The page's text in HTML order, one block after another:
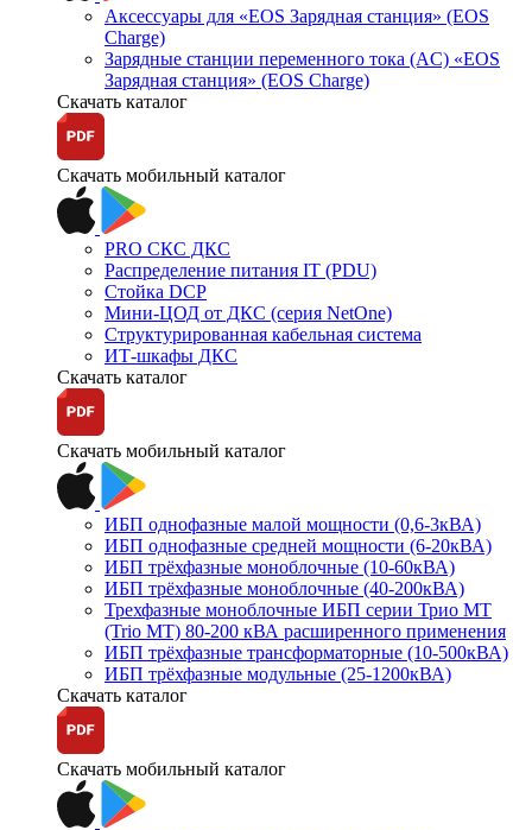
Аксессуары для «EOS Зарядная станция» (EOS
Charge)
Зарядные станции переменного тока (AC) «EOS
Зарядная станция» (EOS Charge)
Скачать каталог
Скачать мобильный каталог
PRO СКС ДКС
Распределение питания IT (PDU)
Стойка DCP
Мини-ЦОД от ДКС (серия NetOne)
Структурированная кабельная система
ИТ-шкафы ДКС
Скачать каталог
Скачать мобильный каталог
ИБП однофазные малой мощности (0,6-3кВА)
ИБП однофазные средней мощности (6-20кВА)
ИБП трёхфазные моноблочные (10-60кВА)
ИБП трёхфазные моноблочные (40-200кВА)
Трехфазные моноблочные ИБП серии Трио МТ
(Trio MT) 80-200 кВА расширенного применения
ИБП трёхфазные трансформаторные (10-500кВА)
ИБП трёхфазные модульные (25-1200кВА)
Скачать каталог
Скачать мобильный каталог